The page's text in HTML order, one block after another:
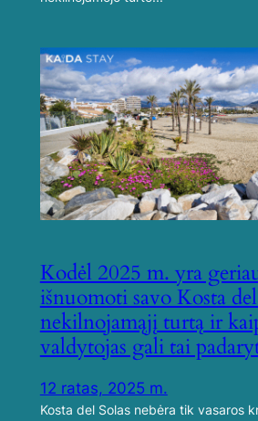
Kodėl 2025 m. yra
išnuomoti savo Kosta
nekilnojamąjį turtą ir
valdytojas gali tai
12 ratas, 2025 m.
Kosta del Solas nebėra tik vasaros